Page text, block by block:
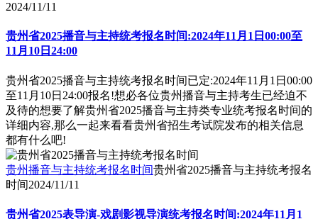
2024/11/11
贵州省2025播音与主持统考报名时间:2024年11月1日00:00至
11月10日24:00
贵州省2025播音与主持统考报名时间已定:2024年11月1日00:00
至11月10日24:00报名!想必各位贵州播音与主持考生已经迫不
及待的想要了解贵州省2025播音与主持类专业统考报名时间的
详细内容,那么一起来看看贵州省招生考试院发布的相关信息
都有什么吧!
贵州播音与主持统考报名时间贵州省2025播音与主持统考报名
时间2024/11/11
贵州省2025表导演-戏剧影视导演统考报名时间:2024年11月1